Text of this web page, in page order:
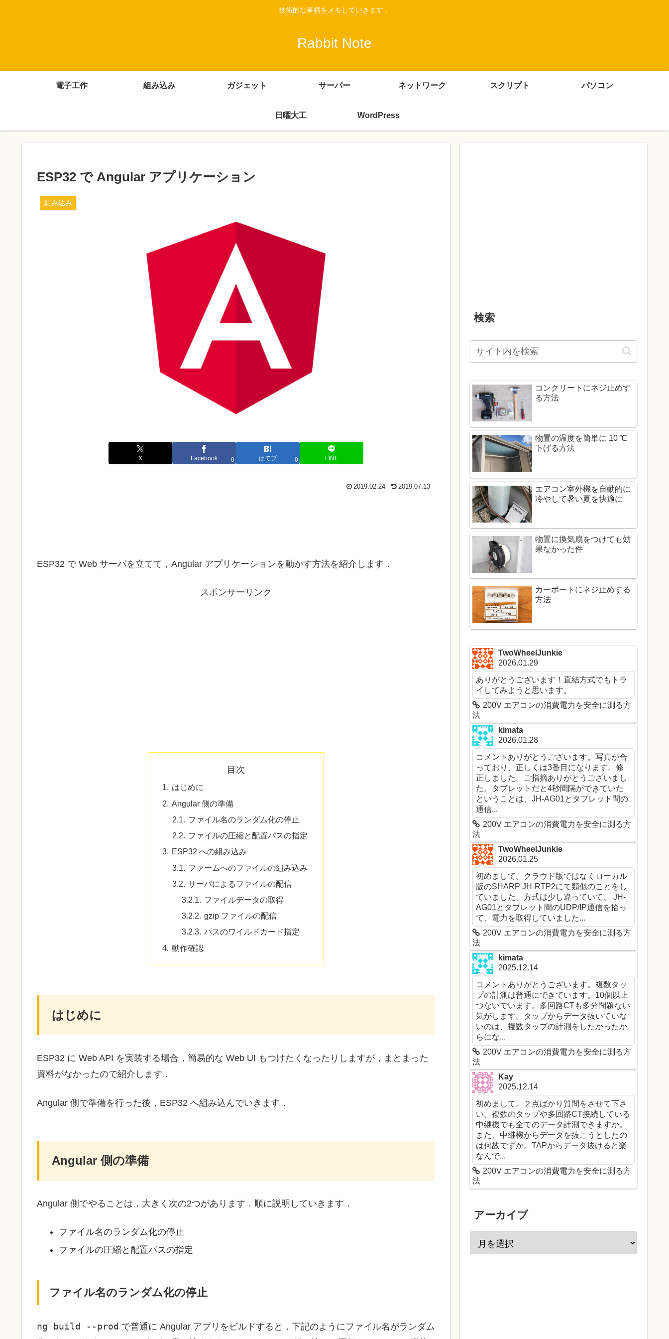
技術的な事柄をメモしていきます．
Rabbit Note
電子工作 組み込み ガジェット サーバー ネットワーク スクリプト パソコン
日曜大工 WordPress
ESP32 で Angular アプリケーション
組み込み
X Facebook 0 はてブ 0 LINE
2019.02.24 2019.07.13
ESP32 で Web サーバを立てて，Angular アプリケーションを動かす方法を紹介します．
スポンサーリンク
目次
はじめに
Angular 側の準備
ファイル名のランダム化の停止
ファイルの圧縮と配置パスの指定
ESP32 への組み込み
ファームへのファイルの組み込み
サーバによるファイルの配信
ファイルデータの取得
gzip ファイルの配信
パスのワイルドカード指定
動作確認
はじめに
ESP32 に Web API を実装する場合，簡易的な Web UI もつけたくなったりしますが，まとまった
資料がなかったので紹介します．
Angular 側で準備を行った後，ESP32 へ組み込んでいきます．
Angular 側の準備
Angular 側でやることは，大きく次の2つがあります．順に説明していきます．
ファイル名のランダム化の停止
ファイルの圧縮と配置パスの指定
ファイル名のランダム化の停止
ng build --prod で普通に Angular アプリをビルドすると，下記のようにファイル名がランダム
検索
コンクリートにネジ止めす
る方法
物置の温度を簡単に 10 ℃
下げる方法
エアコン室外機を自動的に
冷やして暑い夏を快適に
物置に換気扇をつけても効
果なかった件
カーポートにネジ止めする
方法
TwoWheelJunkie
2026.01.29
ありがとうございます！直結方式でもトラ
イしてみようと思います。
200V エアコンの消費電力を安全に測る方
法
kimata
2026.01.28
コメントありがとうございます。写真が合
っており、正しくは3番目になります。修
正しました。ご指摘ありがとうございまし
た。タブレットだと4秒間隔ができていた
ということは、JH-AG01とタブレット間の
通信...
200V エアコンの消費電力を安全に測る方
法
TwoWheelJunkie
2026.01.25
初めまして。クラウド版ではなくローカル
版のSHARP JH-RTP2にて類似のことをし
ていました。方式は少し違っていて、 JH-
AG01とタブレット間のUDP/IP通信を拾っ
て、電力を取得していました...
200V エアコンの消費電力を安全に測る方
法
kimata
2025.12.14
コメントありがとうございます。複数タッ
プの計測は普通にできています。10個以上
つないでいます。多回路CTも多分問題ない
気がします。タップからデータ抜いていな
いのは、複数タップの計測をしたかったか
らにな...
200V エアコンの消費電力を安全に測る方
法
Kay
2025.12.14
初めまして。２点ばかり質問をさせて下さ
い。複数のタップや多回路CT接続している
中継機でも全てのデータ計測できますか。
また、中継機からデータを抜こうとしたの
は何故ですか。TAPからデータ抜けると楽
なんで...
200V エアコンの消費電力を安全に測る方
法
アーカイブ